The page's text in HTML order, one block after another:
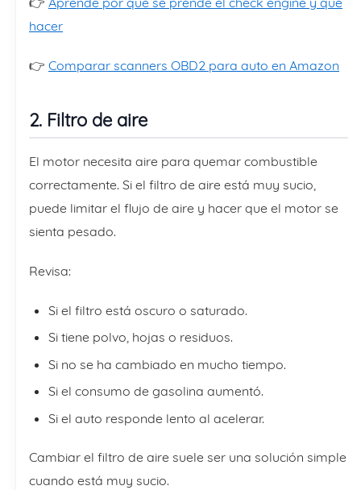
hacer
👉 Comparar scanners OBD2 para auto en Amazon
2. Filtro de aire
El motor necesita aire para quemar combustible
correctamente. Si el filtro de aire está muy sucio,
puede limitar el flujo de aire y hacer que el motor se
sienta pesado.
Revisa:
Si el filtro está oscuro o saturado.
Si tiene polvo, hojas o residuos.
Si no se ha cambiado en mucho tiempo.
Si el consumo de gasolina aumentó.
Si el auto responde lento al acelerar.
Cambiar el filtro de aire suele ser una solución simple
cuando está muy sucio.